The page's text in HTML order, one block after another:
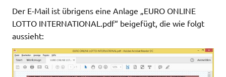
Der E-Mail ist übrigens eine Anlage „EURO ONLINE
LOTTO INTERNATIONAL.pdf“ beigefügt, die wie folgt
aussieht: